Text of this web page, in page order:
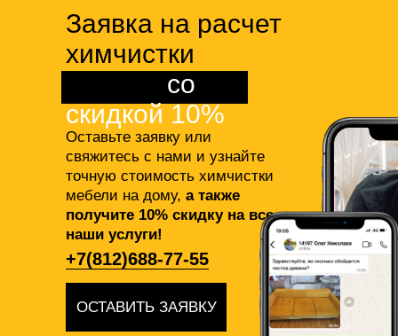
Оставьте заявку или
свяжитесь с нами и узнайте
точную стоимость химчистки
мебели на дому, а также
получите 10% скидку на все
наши услуги!
Заявка на расчет
химчистки
со
скидкой 10%
ОСТАВИТЬ ЗАЯВКУ
+7(812)688-77-55